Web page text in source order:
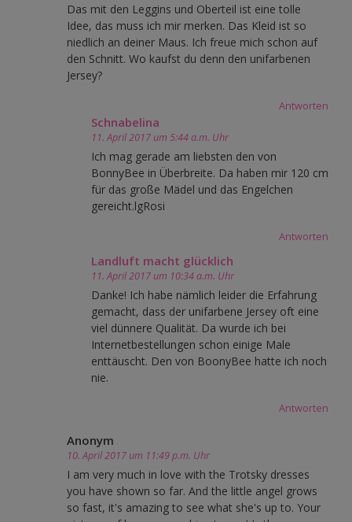
Das mit den Leggins und Oberteil ist eine tolle
Idee, das muss ich mir merken. Das Kleid ist so
niedlich an deiner Maus. Ich freue mich schon auf
den Schnitt. Wo kaufst du denn den unifarbenen
Jersey?
Antworten
Schnabelina
11. April 2017 um 5:44 a.m. Uhr
Ich mag gerade am liebsten den von
BonnyBee in Überbreite. Da haben mir 120 cm
für das große Mädel und das Engelchen
gereicht.lgRosi
Antworten
Landluft macht glücklich
11. April 2017 um 10:34 a.m. Uhr
Danke! Ich habe nämlich leider die Erfahrung
gemacht, dass der unifarbene Jersey oft eine
viel dünnere Qualität. Da wurde ich bei
Internetbestellungen schon einige Male
enttäuscht. Den von BoonyBee hatte ich noch
nie.
Antworten
Anonym
10. April 2017 um 11:49 p.m. Uhr
I am very much in love with the Trotsky dresses
you have shown so far. And the little angel grows
so fast, it's amazing to see what she's up to. Your